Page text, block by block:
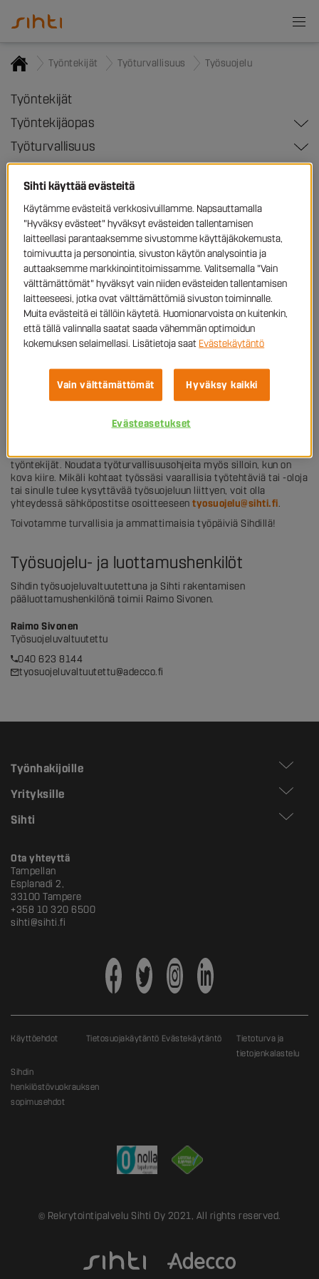
Työntekijät Työturvallisuus Työsuojelu
Työntekijät
Työntekijäopas
Työturvallisuus
Työsuojelu
Työantaja on työterveyshuoltolain mukaan vastuussa
työntekijöidensä työolosuhteiden ja työn turvallisuudesta. Sihti
huolehtii työsuojeluasioihin liittyvästä yleisperehdytyksestä, ja
asiakasyritys, jossa työskentelet, vastaa perehdyttämisestäsi
käytännön työhön, työmaan olosuhteisiin ja lisäksi
työsuojelutoimenpiteisiin.
Työsuojeluvastuu työpaikalla on kaikilla työntekijöillä yhdessä.
Jokaisen meistä on huolehdittava työpaikalla omasta ja toisten
tulee ottaa huomioon kaikissa työtehtävissä.
Työturvallisuusohjeet ovat työpaikkakohtaisia, joten tutustu
uuteen työntekopaikkaan. Olet työtehtävissäsi samojen
työntekijät. Noudata työturvallisuusohjeita myös silloin, kun on
kova kiire. Mikäli kohtaat työssäsi vaarallisia työtehtäviä tai -oloja
tai sinulle tulee kysyttävää työsuojeluun liittyen, voit olla
yhteydessä sähköpostitse osoitteeseen tyosuojelu@sihti.fi.
Toivotamme turvallisia ja ammattimaisia työpäiviä Sihdillä!
Työsuojelu- ja luottamushenkilöt
Sihdin työsuojeluvaltuutettuna ja Sihti rakentamisen
pääluottamushenkilönä toimii Raimo Sivonen.
Raimo Sivonen
Työsuojeluvaltuutettu
040 623 8144
tyosuojeluvaltuutettu@adecco.fi
Työnhakijoille
Yrityksille
Sihti
Ota yhteyttä
Tampellan
Esplanadi 2,
33100 Tampere
+358 10 320 6500
sihti@sihti.fi
Käyttöehdot Tietosuojakäytäntö Evästekäytäntö
Tietoturva ja
tietojenkalastelu
Sihdin
henkilöstövuokrauksen
sopimusehdot
© Rekrytointipalvelu Sihti Oy 2021, All rights reserved.
Sihti käyttää evästeitä
Käytämme evästeitä verkkosivuillamme. Napsauttamalla
"Hyväksy evästeet" hyväksyt evästeiden tallentamisen
laitteellasi parantaaksemme sivustomme käyttäjäkokemusta,
toimivuutta ja personointia, sivuston käytön analysointia ja
auttaaksemme markkinointitoimissamme. Valitsemalla "Vain
välttämättömät" hyväksyt vain niiden evästeiden tallentamisen
laitteeseesi, jotka ovat välttämättömiä sivuston toiminnalle.
Muita evästeitä ei tällöin käytetä. Huomionarvoista on kuitenkin,
että tällä valinnalla saatat saada vähemmän optimoidun
kokemuksen selaimellasi. Lisätietoja saat Evästekäytäntö
Vain välttämättömät Hyväksy kaikki
Evästeasetukset